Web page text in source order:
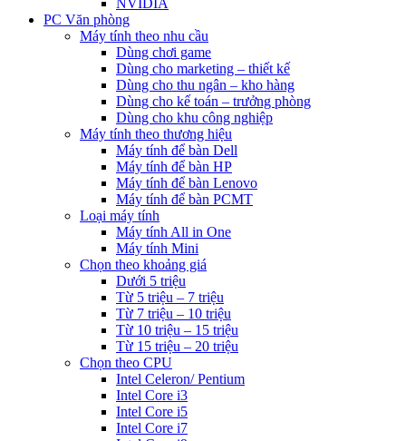
NVIDIA
PC Văn phòng
Máy tính theo nhu cầu
Dùng chơi game
Dùng cho marketing – thiết kế
Dùng cho thu ngân – kho hàng
Dùng cho kế toán – trưởng phòng
Dùng cho khu công nghiệp
Máy tính theo thương hiệu
Máy tính để bàn Dell
Máy tính để bàn HP
Máy tính để bàn Lenovo
Máy tính để bàn PCMT
Loại máy tính
Máy tính All in One
Máy tính Mini
Chọn theo khoảng giá
Dưới 5 triệu
Từ 5 triệu – 7 triệu
Từ 7 triệu – 10 triệu
Từ 10 triệu – 15 triệu
Từ 15 triệu – 20 triệu
Chọn theo CPU
Intel Celeron/ Pentium
Intel Core i3
Intel Core i5
Intel Core i7